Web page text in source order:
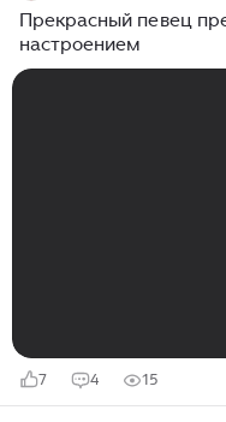
Прекрасный певец
настроением
7 4 15